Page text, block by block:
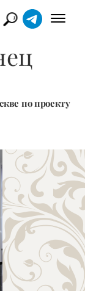
по проекту